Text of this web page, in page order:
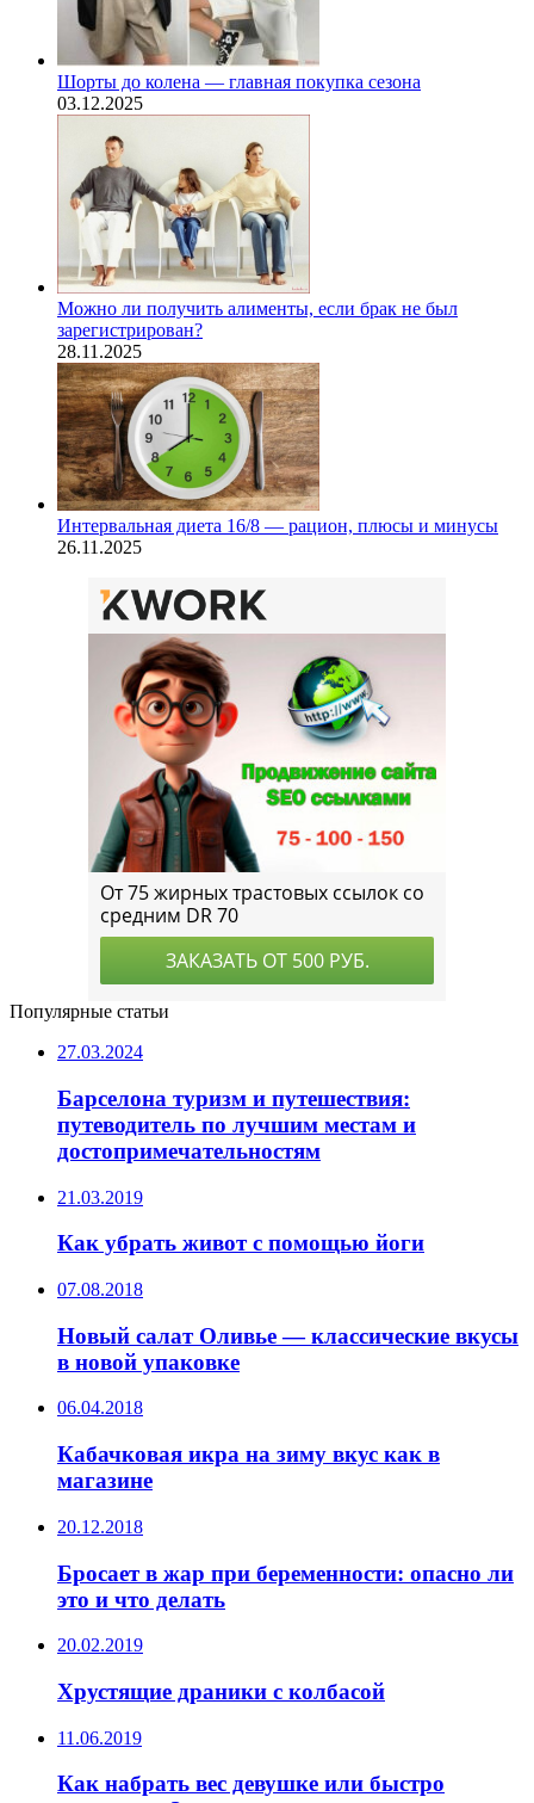
Шорты до колена — главная покупка сезона
03.12.2025
Можно ли получить алименты, если брак не был
зарегистрирован?
28.11.2025
Интервальная диета 16/8 — рацион, плюсы и минусы
26.11.2025
Популярные статьи
27.03.2024
Барселона туризм и путешествия:
путеводитель по лучшим местам и
достопримечательностям
21.03.2019
Как убрать живот с помощью йоги
07.08.2018
Новый салат Оливье — классические вкусы
в новой упаковке
06.04.2018
Кабачковая икра на зиму вкус как в
магазине
20.12.2018
Бросает в жар при беременности: опасно ли
это и что делать
20.02.2019
Хрустящие драники с колбасой
11.06.2019
Как набрать вес девушке или быстро